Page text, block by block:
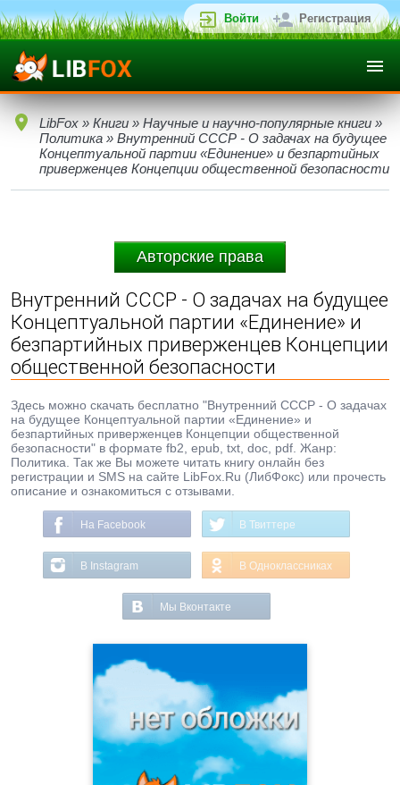
Войти Регистрация
LibFox » Книги » Научные и научно-популярные книги »
Политика » Внутренний СССР - О задачах на будущее
Концептуальной партии «Единение» и безпартийных
приверженцев Концепции общественной безопасности
Авторские права
Внутренний СССР - О задачах на будущее
Концептуальной партии «Единение» и
безпартийных приверженцев Концепции
общественной безопасности
Здесь можно скачать бесплатно "Внутренний СССР - О задачах
на будущее Концептуальной партии «Единение» и
безпартийных приверженцев Концепции общественной
безопасности" в формате fb2, epub, txt, doc, pdf. Жанр:
Политика. Так же Вы можете читать книгу онлайн без
регистрации и SMS на сайте LibFox.Ru (ЛибФокс) или прочесть
описание и ознакомиться с отзывами.
На Facebook В Твиттере
В Instagram В Одноклассниках
Мы Вконтакте